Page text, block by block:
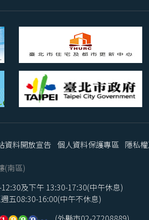
資料開放宣告 個人資料保護專區 隱私
(南區)
及下午 13:30-17:30(中午休息)
五08:30-16:00(中午不休息)